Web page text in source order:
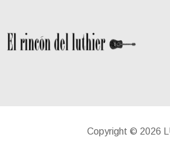
Copyright © 2026